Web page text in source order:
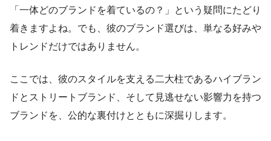
「一体どのブランドを着ているの？」という疑問にたどり
着きますよね。でも、彼のブランド選びは、単なる好みや
トレンドだけではありません。
ここでは、彼のスタイルを支える二大柱であるハイブラン
ドとストリートブランド、そして見逃せない影響力を持つ
ブランドを、公的な裏付けとともに深掘りします。